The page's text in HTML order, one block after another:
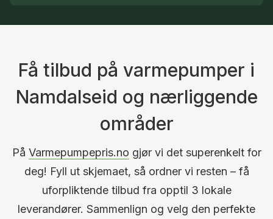
Få tilbud på varmepumper i
Namdalseid og nærliggende
områder
På Varmepumpepris.no gjør vi det superenkelt for
deg! Fyll ut skjemaet, så ordner vi resten – få
uforpliktende tilbud fra opptil 3 lokale
leverandører. Sammenlign og velg den perfekte